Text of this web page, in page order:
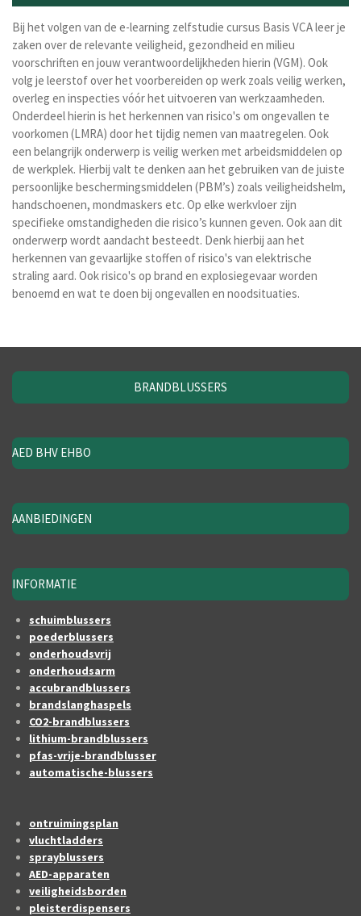
Bij het volgen van de e-learning zelfstudie cursus Basis VCA leer je
zaken over de relevante veiligheid, gezondheid en milieu
voorschriften en jouw verantwoordelijkheden hierin (VGM). Ook
volg je leerstof over het voorbereiden op werk zoals veilig werken,
overleg en inspecties vóór het uitvoeren van werkzaamheden.
Onderdeel hierin is het herkennen van risico's om ongevallen te
voorkomen (LMRA) door het tijdig nemen van maatregelen. Ook
een belangrijk onderwerp is veilig werken met arbeidsmiddelen op
de werkplek. Hierbij valt te denken aan het gebruiken van de juiste
persoonlijke beschermingsmiddelen (PBM’s) zoals veiligheidshelm,
handschoenen, mondmaskers etc. Op elke werkvloer zijn
specifieke omstandigheden die risico’s kunnen geven. Ook aan dit
onderwerp wordt aandacht besteedt. Denk hierbij aan het
herkennen van gevaarlijke stoffen of risico's van elektrische
straling aard. Ook risico's op brand en explosiegevaar worden
benoemd en wat te doen bij ongevallen en noodsituaties.
BRANDBLUSSERS
AED BHV EHBO
AANBIEDINGEN
INFORMATIE
schuimblussers
poederblussers
onderhoudsvrij
onderhoudsarm
accubrandblussers
brandslanghaspels
CO2-brandblussers
lithium-brandblussers
pfas-vrije-brandblusser
automatische-blussers
ontruimingsplan
vluchtladders
sprayblussers
AED-apparaten
veiligheidsborden
pleisterdispensers